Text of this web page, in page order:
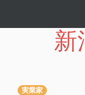
新
実業家